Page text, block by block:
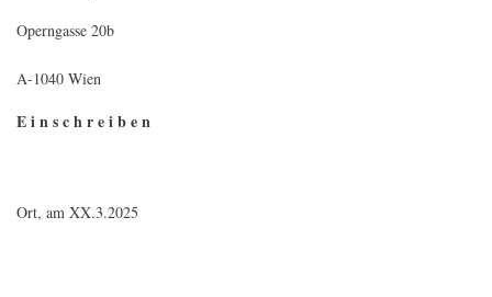
Operngasse 20b
A-1040 Wien
E i n s c h r e i b e n
Ort, am XX.3.2025